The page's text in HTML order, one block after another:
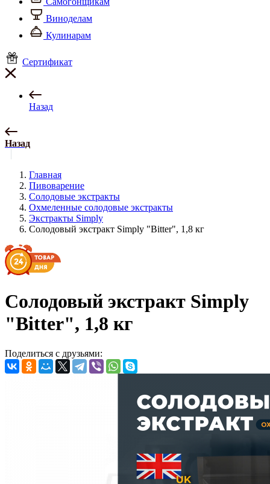
Виноделам
Кулинарам
Сертификат
Назад
Назад
Главная
Пивоварение
Солодовые экстракты
Охмеленные солодовые экстракты
Экстракты Simply
Солодовый экстракт Simply "Bitter", 1,8 кг
Солодовый экстракт Simply
"Bitter", 1,8 кг
Поделиться с друзьями: